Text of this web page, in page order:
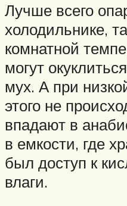
Лучше всего
холодильнике,
комнатной
могут
мух. А при
этого не
впадают в
в емкости, где
был доступ к
влаги.